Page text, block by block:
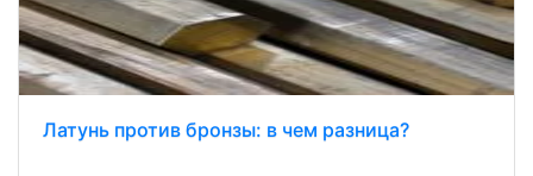
Латунь против бронзы: в чем разница?